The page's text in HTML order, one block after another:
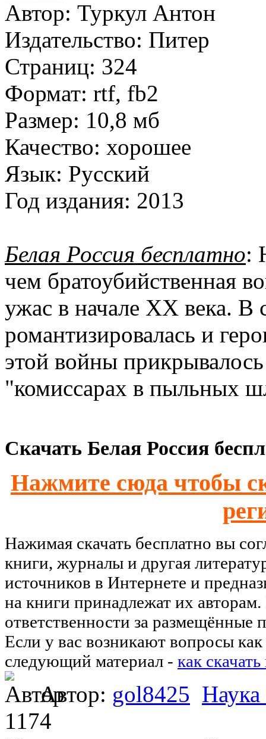
Автор: Туркул Антон
Издательство: Питер
Страниц: 324
Формат: rtf, fb2
Размер: 10,8 мб
Качество: хорошее
Язык: Русский
Год издания: 2013
Белая Россия бесплатно:
чем братоубийственная
ужас в начале ХХ века. В
романтизировалась и
этой войны
"комиссарах в пыльных
Скачать Белая Россия
Нажмите сюда чтобы
Нажимая скачать бесплатно вы
книги, журналы и другая
источников в Интернете и
на книги принадлежат их
ответственности за размещённые
Если у вас возникают вопросы как
следующий материал - как
Автор: gol8425 Наука
1174